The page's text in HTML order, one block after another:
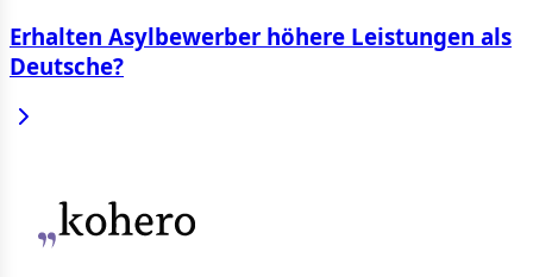
Erhalten Asylbewerber höhere Leistungen als
Deutsche?